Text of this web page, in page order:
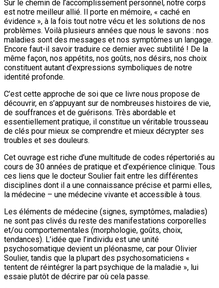
Sur le chemin de l’accomplissement personnel, notre corps
est notre meilleur allié. Il porte en mémoire, « caché en
évidence », à la fois tout notre vécu et les solutions de nos
problèmes. Voilà plusieurs années que nous le savons : nos
maladies sont des messages et nos symptômes un langage.
Encore faut-il savoir traduire ce dernier avec subtilité ! De la
même façon, nos appétits, nos goûts, nos désirs, nos choix
constituent autant d’expressions symboliques de notre
identité profonde.
C’est cette approche de soi que ce livre nous propose de
découvrir, en s’appuyant sur de nombreuses histoires de vie,
de souffrances et de guérisons. Très abordable et
essentiellement pratique, il constitue un véritable trousseau
de clés pour mieux se comprendre et mieux décrypter ses
troubles et ses douleurs.
Cet ouvrage est riche d’une multitude de codes répertoriés au
cours de 30 années de pratique et d’expérience clinique. Tous
ces liens que le docteur Soulier fait entre les différentes
disciplines dont il a une connaissance précise et parmi elles,
la médecine – une médecine vivante et accessible à tous.
Les éléments de médecine (signes, symptômes, maladies)
ne sont pas clivés du reste des manifestations corporelles
et/ou comportementales (morphologie, goûts, choix,
tendances). L’idée que l’individu est une unité
psychosomatique devient un pléonasme, car pour Olivier
Soulier, tandis que la plupart des psychosomaticiens «
tentent de réintégrer la part psychique de la maladie », lui
essaie plutôt de décrire par où cela passe.